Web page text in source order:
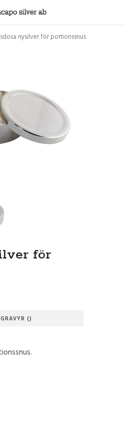
nysilver för portionssnus
för
()